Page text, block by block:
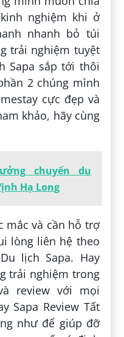
nghiệm khi ở
nhanh bỏ túi
trải nghiệm tuyệt
Sapa sắp tới thôi
2 chúng mình
cực đẹp và
khảo, hãy cùng
chuyến du
Hạ Long
mắc và cần hỗ trợ
lòng liên hệ theo
lịch Sapa. Hay
trải nghiệm trong
review với mọi
Sapa Review Tất
như để giúp đỡ